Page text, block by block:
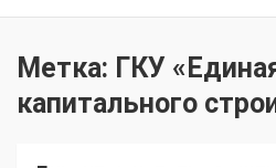
Метка: ГКУ
капитального